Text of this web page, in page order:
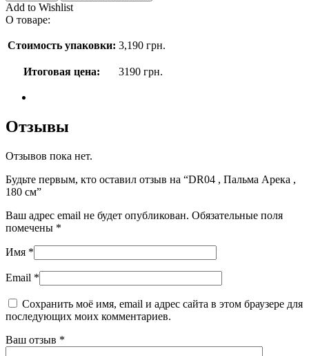
Add to Wishlist
О товаре:
Стоимость упаковки: 3,190 грн.
Итоговая цена: 3190 грн.
Отзывы
Отзывов пока нет.
Будьте первым, кто оставил отзыв на “DR04 , Пальма Арека ,
180 см”
Ваш адрес email не будет опубликован. Обязательные поля
помечены *
Имя *
Email *
Сохранить моё имя, email и адрес сайта в этом браузере для
последующих моих комментариев.
Ваш отзыв *